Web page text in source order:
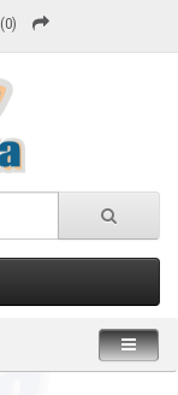
(0)